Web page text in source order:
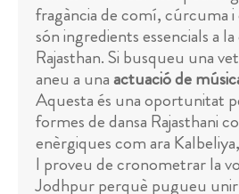
fragància de comí, cúrcuma
són ingredients essencials a
Rajasthan. Si busqueu una
aneu a unaactuació de
Aquesta és una oportunitat
formes de dansa Rajasthani
enèrgiques com ara
I proveu de cronometrar la
Jodhpur perquè pugueu